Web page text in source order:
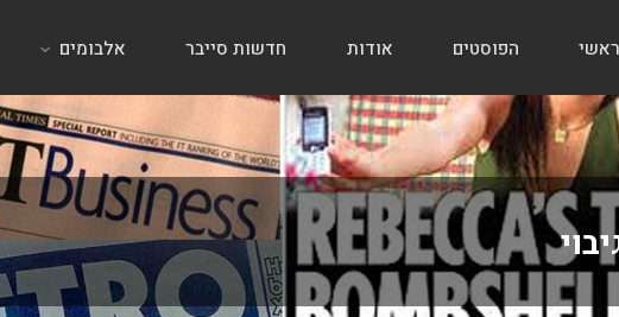
ראשי הפוסטים אודות חדשות סייבר אלבומים